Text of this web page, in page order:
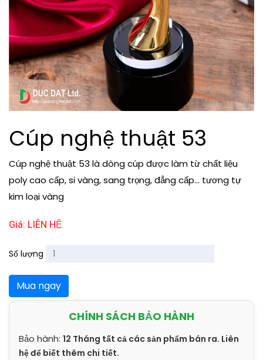
Cúp nghệ thuật 53
Cúp nghệ thuật 53 là dòng cúp được làm từ chất liệu
poly cao cấp, si vàng, sang trọng, đẳng cấp... tương tự
kim loại vàng
Giá: LIÊN HỆ
Số lượng
Mua ngay
CHÍNH SÁCH BẢO HÀNH
Bảo hành: 12 Tháng tất cả các sản phẩm bán ra. Liên
hệ để biết thêm chi tiết.